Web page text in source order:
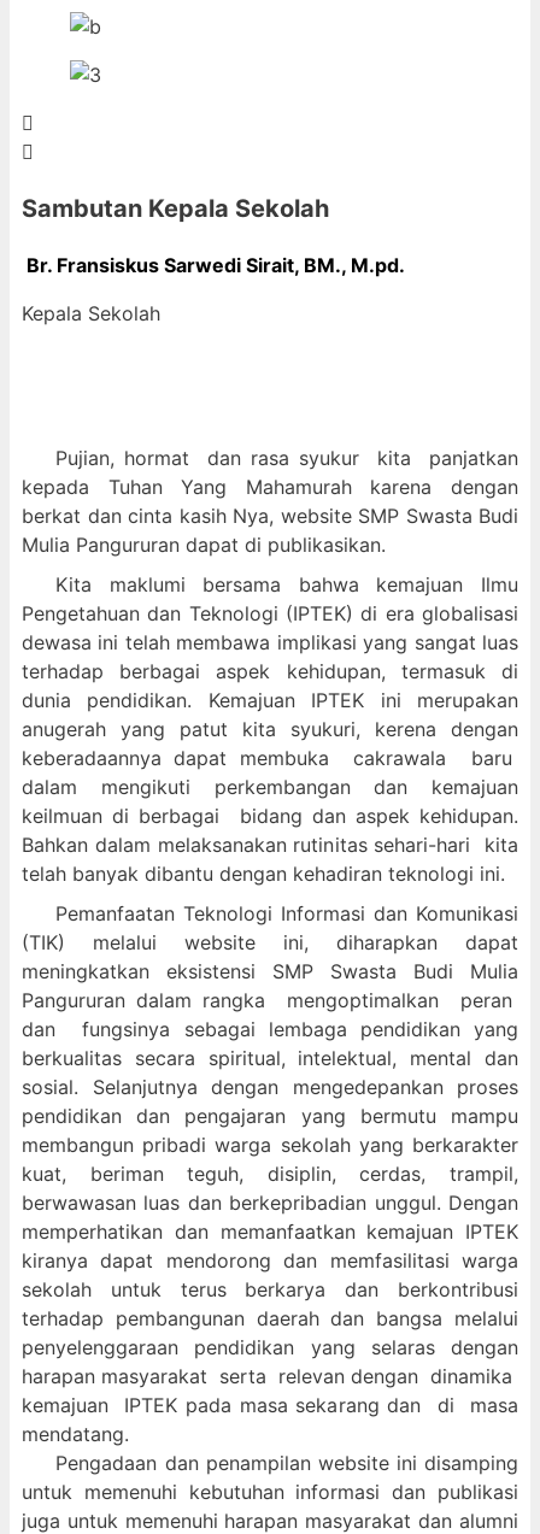
Sambutan Kepala Sekolah
Br. Fransiskus Sarwedi Sirait, BM., M.pd.
Kepala Sekolah
Pujian, hormat dan rasa syukur kita panjatkan
kepada Tuhan Yang Mahamurah karena dengan
berkat dan cinta kasih Nya, website SMP Swasta Budi
Mulia Pangururan dapat di publikasikan.
Kita maklumi bersama bahwa kemajuan Ilmu
Pengetahuan dan Teknologi (IPTEK) di era globalisasi
dewasa ini telah membawa implikasi yang sangat luas
terhadap berbagai aspek kehidupan, termasuk di
dunia pendidikan. Kemajuan IPTEK ini merupakan
anugerah yang patut kita syukuri, kerena dengan
keberadaannya dapat membuka cakrawala baru
dalam mengikuti perkembangan dan kemajuan
keilmuan di berbagai bidang dan aspek kehidupan.
Bahkan dalam melaksanakan rutinitas sehari-hari kita
telah banyak dibantu dengan kehadiran teknologi ini.
Pemanfaatan Teknologi Informasi dan Komunikasi
(TIK) melalui website ini, diharapkan dapat
meningkatkan eksistensi SMP Swasta Budi Mulia
Pangururan dalam rangka mengoptimalkan peran
dan fungsinya sebagai lembaga pendidikan yang
berkualitas secara spiritual, intelektual, mental dan
sosial. Selanjutnya dengan mengedepankan proses
pendidikan dan pengajaran yang bermutu mampu
membangun pribadi warga sekolah yang berkarakter
kuat, beriman teguh, disiplin, cerdas, trampil,
berwawasan luas dan berkepribadian unggul. Dengan
memperhatikan dan memanfaatkan kemajuan IPTEK
kiranya dapat mendorong dan memfasilitasi warga
sekolah untuk terus berkarya dan berkontribusi
terhadap pembangunan daerah dan bangsa melalui
penyelenggaraan pendidikan yang selaras dengan
harapan masyarakat serta relevan dengan dinamika
kemajuan IPTEK pada masa sekarang dan di masa
mendatang.
Pengadaan dan penampilan website ini disamping
untuk memenuhi kebutuhan informasi dan publikasi
juga untuk memenuhi harapan masyarakat dan alumni